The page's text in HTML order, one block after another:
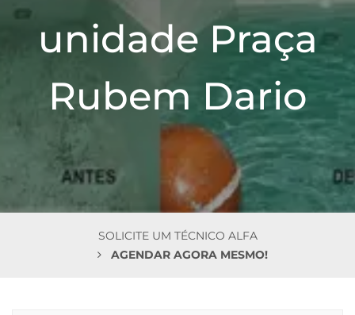
unidade Praça
Rubem Dario
SOLICITE UM TÉCNICO ALFA
AGENDAR AGORA MESMO!